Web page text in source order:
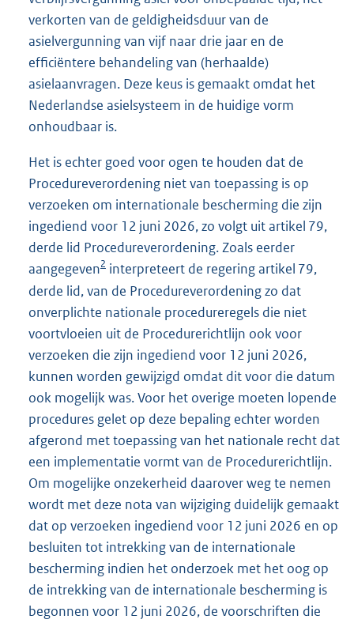
verkorten van de geldigheidsduur van de
asielvergunning van vijf naar drie jaar en de
efficiëntere behandeling van (herhaalde)
asielaanvragen. Deze keus is gemaakt omdat het
Nederlandse asielsysteem in de huidige vorm
onhoudbaar is.
Het is echter goed voor ogen te houden dat de
Procedureverordening niet van toepassing is op
verzoeken om internationale bescherming die zijn
ingediend voor 12 juni 2026, zo volgt uit artikel 79,
derde lid Procedureverordening. Zoals eerder
aangegeven2 interpreteert de regering artikel 79,
derde lid, van de Procedureverordening zo dat
onverplichte nationale procedureregels die niet
voortvloeien uit de Procedurerichtlijn ook voor
verzoeken die zijn ingediend voor 12 juni 2026,
kunnen worden gewijzigd omdat dit voor die datum
ook mogelijk was. Voor het overige moeten lopende
procedures gelet op deze bepaling echter worden
afgerond met toepassing van het nationale recht dat
een implementatie vormt van de Procedurerichtlijn.
Om mogelijke onzekerheid daarover weg te nemen
wordt met deze nota van wijziging duidelijk gemaakt
dat op verzoeken ingediend voor 12 juni 2026 en op
besluiten tot intrekking van de internationale
bescherming indien het onderzoek met het oog op
de intrekking van de internationale bescherming is
begonnen voor 12 juni 2026, de voorschriften die